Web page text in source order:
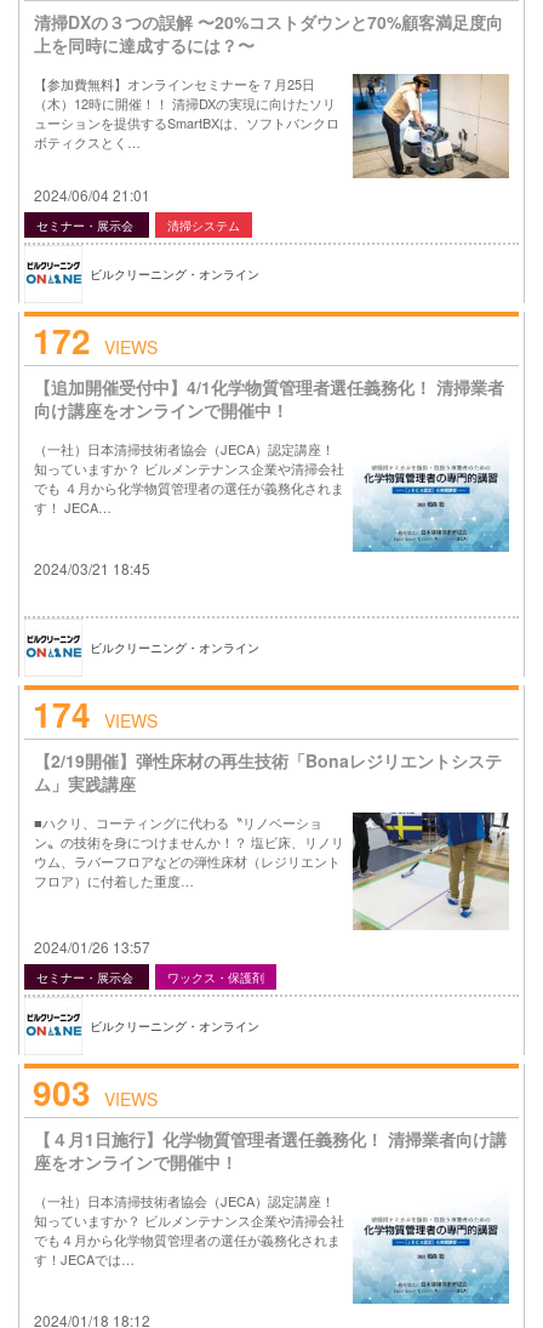
清掃DXの３つの誤解 〜20%コストダウンと70%顧客満足度向
上を同時に達成するには？〜
【参加費無料】オンラインセミナーを７月25日
（木）12時に開催！！ 清掃DXの実現に向けたソリ
ューションを提供するSmartBXは、ソフトバンクロ
ボティクスとく…
2024/06/04 21:01
セミナー・展示会 清掃システム
ビルクリーニング・オンライン
172 VIEWS
【追加開催受付中】4/1化学物質管理者選任義務化！ 清掃業者
向け講座をオンラインで開催中！
（一社）日本清掃技術者協会（JECA）認定講座！
知っていますか？ ビルメンテナンス企業や清掃会社
でも ４月から化学物質管理者の選任が義務化されま
す！ JECA…
2024/03/21 18:45
ビルクリーニング・オンライン
174 VIEWS
【2/19開催】弾性床材の再生技術「Bonaレジリエントシステ
ム」実践講座
■ハクリ、コーティングに代わる〝リノベーショ
ン〟の技術を身につけませんか！？ 塩ビ床、リノリ
ウム、ラバーフロアなどの弾性床材（レジリエント
フロア）に付着した重度…
2024/01/26 13:57
セミナー・展示会 ワックス・保護剤
ビルクリーニング・オンライン
903 VIEWS
【４月1日施行】化学物質管理者選任義務化！ 清掃業者向け講
座をオンラインで開催中！
（一社）日本清掃技術者協会（JECA）認定講座！
知っていますか？ ビルメンテナンス企業や清掃会社
でも４月から化学物質管理者の選任が義務化されま
す！JECAでは…
2024/01/18 18:12